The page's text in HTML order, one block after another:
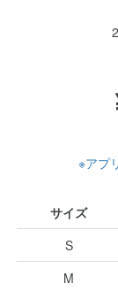
※アプ
サイズ
S
M